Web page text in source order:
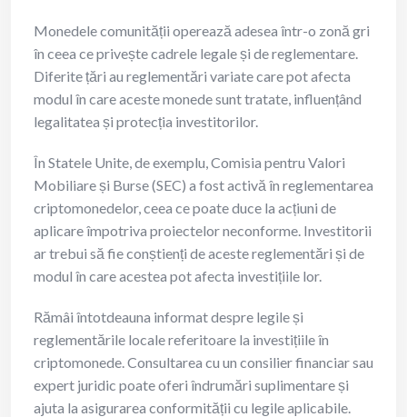
Monedele comunității operează adesea într-o zonă gri
în ceea ce privește cadrele legale și de reglementare.
Diferite țări au reglementări variate care pot afecta
modul în care aceste monede sunt tratate, influențând
legalitatea și protecția investitorilor.
În Statele Unite, de exemplu, Comisia pentru Valori
Mobiliare și Burse (SEC) a fost activă în reglementarea
criptomonedelor, ceea ce poate duce la acțiuni de
aplicare împotriva proiectelor neconforme. Investitorii
ar trebui să fie conștienți de aceste reglementări și de
modul în care acestea pot afecta investițiile lor.
Rămâi întotdeauna informat despre legile și
reglementările locale referitoare la investițiile în
criptomonede. Consultarea cu un consilier financiar sau
expert juridic poate oferi îndrumări suplimentare și
ajuta la asigurarea conformității cu legile aplicabile.